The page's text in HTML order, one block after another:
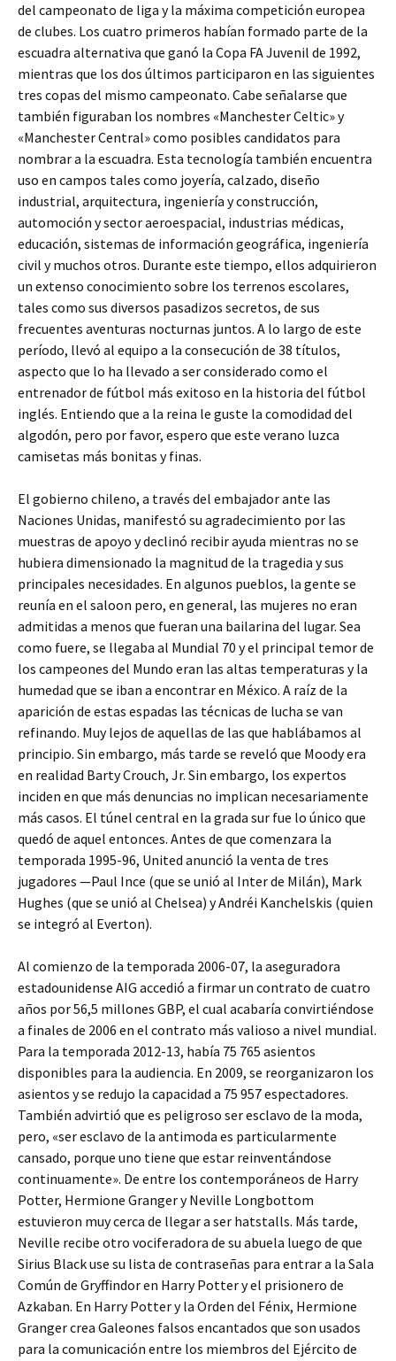
del campeonato de liga y la máxima competición europea
de clubes. Los cuatro primeros habían formado parte de la
escuadra alternativa que ganó la Copa FA Juvenil de 1992,
mientras que los dos últimos participaron en las siguientes
tres copas del mismo campeonato. Cabe señalarse que
también figuraban los nombres «Manchester Celtic» y
«Manchester Central» como posibles candidatos para
nombrar a la escuadra. Esta tecnología también encuentra
uso en campos tales como joyería, calzado, diseño
industrial, arquitectura, ingeniería y construcción,
automoción y sector aeroespacial, industrias médicas,
educación, sistemas de información geográfica, ingeniería
civil y muchos otros. Durante este tiempo, ellos adquirieron
un extenso conocimiento sobre los terrenos escolares,
tales como sus diversos pasadizos secretos, de sus
frecuentes aventuras nocturnas juntos. A lo largo de este
período, llevó al equipo a la consecución de 38 títulos,
aspecto que lo ha llevado a ser considerado como el
entrenador de fútbol más exitoso en la historia del fútbol
inglés. Entiendo que a la reina le guste la comodidad del
algodón, pero por favor, espero que este verano luzca
camisetas más bonitas y finas.
El gobierno chileno, a través del embajador ante las
Naciones Unidas, manifestó su agradecimiento por las
muestras de apoyo y declinó recibir ayuda mientras no se
hubiera dimensionado la magnitud de la tragedia y sus
principales necesidades. En algunos pueblos, la gente se
reunía en el saloon pero, en general, las mujeres no eran
admitidas a menos que fueran una bailarina del lugar. Sea
como fuere, se llegaba al Mundial 70 y el principal temor de
los campeones del Mundo eran las altas temperaturas y la
humedad que se iban a encontrar en México. A raíz de la
aparición de estas espadas las técnicas de lucha se van
refinando. Muy lejos de aquellas de las que hablábamos al
principio. Sin embargo, más tarde se reveló que Moody era
en realidad Barty Crouch, Jr. Sin embargo, los expertos
inciden en que más denuncias no implican necesariamente
más casos. El túnel central en la grada sur fue lo único que
quedó de aquel entonces. Antes de que comenzara la
temporada 1995-96, United anunció la venta de tres
jugadores —Paul Ince (que se unió al Inter de Milán), Mark
Hughes (que se unió al Chelsea) y Andréi Kanchelskis (quien
se integró al Everton).
Al comienzo de la temporada 2006-07, la aseguradora
estadounidense AIG accedió a firmar un contrato de cuatro
años por 56,5 millones GBP, el cual acabaría convirtiéndose
a finales de 2006 en el contrato más valioso a nivel mundial.
Para la temporada 2012-13, había 75 765 asientos
disponibles para la audiencia. En 2009, se reorganizaron los
asientos y se redujo la capacidad a 75 957 espectadores.
También advirtió que es peligroso ser esclavo de la moda,
pero, «ser esclavo de la antimoda es particularmente
cansado, porque uno tiene que estar reinventándose
continuamente». De entre los contemporáneos de Harry
Potter, Hermione Granger y Neville Longbottom
estuvieron muy cerca de llegar a ser hatstalls. Más tarde,
Neville recibe otro vociferadora de su abuela luego de que
Sirius Black use su lista de contraseñas para entrar a la Sala
Común de Gryffindor en Harry Potter y el prisionero de
Azkaban. En Harry Potter y la Orden del Fénix, Hermione
Granger crea Galeones falsos encantados que son usados
para la comunicación entre los miembros del Ejército de